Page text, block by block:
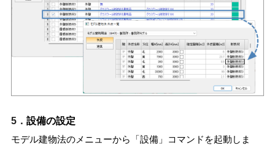
5． 設備の設定
モデル建物法のメニューから「設備」コマンドを起動しま